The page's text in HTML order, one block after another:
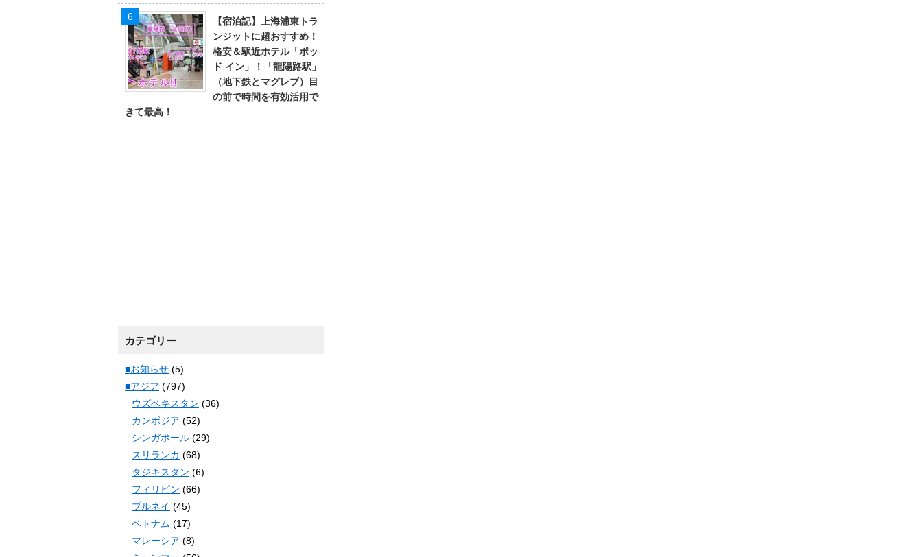
【宿泊記】上海浦東トラ
ンジットに超おすすめ！
格安＆駅近ホテル「ポッ
ド イン」！「龍陽路駅」
（地下鉄とマグレブ）目
の前で時間を有効活用で
きて最高！
カテゴリー
■お知らせ (5)
■アジア (797)
ウズベキスタン (36)
カンボジア (52)
シンガポール (29)
スリランカ (68)
タジキスタン (6)
フィリピン (66)
ブルネイ (45)
ベトナム (17)
マレーシア (8)